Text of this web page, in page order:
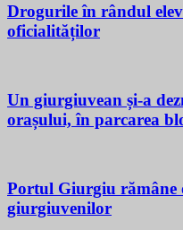
Drogurile în rândul
oficialităților
Un giurgiuvean și-a
orașului, în parcarea
Portul Giurgiu rămâne
giurgiuvenilor